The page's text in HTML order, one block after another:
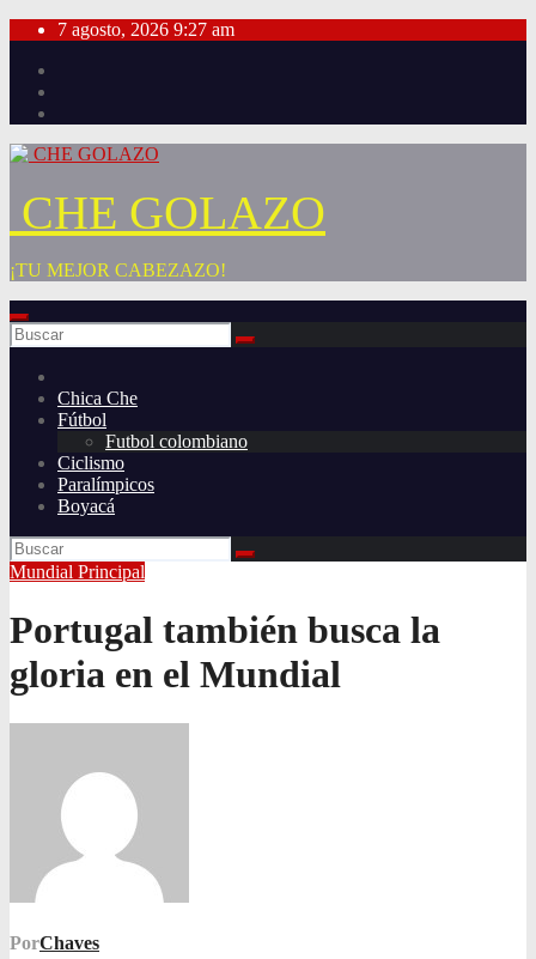
Saltar
contenido
7 agosto, 2026 9:27 am
CHE GOLAZO
¡TU MEJOR CABEZAZO!
Chica Che
Fútbol
Futbol colombiano
Ciclismo
Paralímpicos
Boyacá
Mundial Principal
Portugal también busca la
gloria en el Mundial
PorChaves